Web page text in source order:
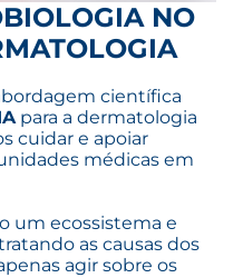
NO
científica
para a dermatologia
cuidar e apoiar
médicas em
um ecossistema e
as causas dos
agir sobre os